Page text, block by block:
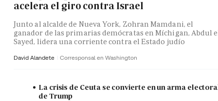
acelera el giro contra Israel
Junto al alcalde de Nueva York, Zohran Mamdani, el
ganador de las primarias demócratas en Míchigan, Abdul
Sayed, lidera una corriente contra el Estado judío
David Alandete Corresponsal en Washington
La crisis de Ceuta se convierte en un arma
de Trump